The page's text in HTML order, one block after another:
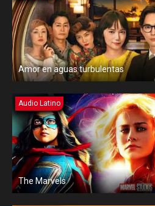
Amor en aguas turbulentas
Audio Latino
The Marvels